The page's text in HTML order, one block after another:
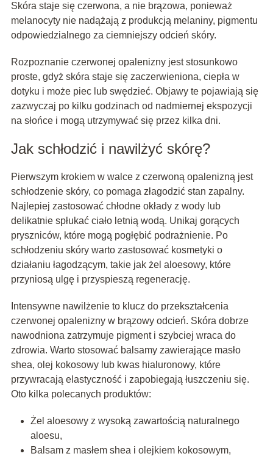
Skóra staje się czerwona, a nie brązowa, ponieważ
melanocyty nie nadążają z produkcją melaniny, pigmentu
odpowiedzialnego za ciemniejszy odcień skóry.
Rozpoznanie czerwonej opalenizny jest stosunkowo
proste, gdyż skóra staje się zaczerwieniona, ciepła w
dotyku i może piec lub swędzieć. Objawy te pojawiają się
zazwyczaj po kilku godzinach od nadmiernej ekspozycji
na słońce i mogą utrzymywać się przez kilka dni.
Jak schłodzić i nawilżyć skórę?
Pierwszym krokiem w walce z czerwoną opalenizną jest
schłodzenie skóry, co pomaga złagodzić stan zapalny.
Najlepiej zastosować chłodne okłady z wody lub
delikatnie spłukać ciało letnią wodą. Unikaj gorących
pryszniców, które mogą pogłębić podrażnienie. Po
schłodzeniu skóry warto zastosować kosmetyki o
działaniu łagodzącym, takie jak żel aloesowy, które
przyniosą ulgę i przyspieszą regenerację.
Intensywne nawilżenie to klucz do przekształcenia
czerwonej opalenizny w brązowy odcień. Skóra dobrze
nawodniona zatrzymuje pigment i szybciej wraca do
zdrowia. Warto stosować balsamy zawierające masło
shea, olej kokosowy lub kwas hialuronowy, które
przywracają elastyczność i zapobiegają łuszczeniu się.
Oto kilka polecanych produktów:
Żel aloesowy z wysoką zawartością naturalnego
aloesu,
Balsam z masłem shea i olejkiem kokosowym,